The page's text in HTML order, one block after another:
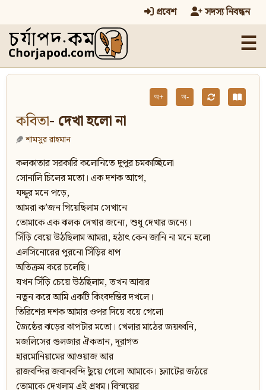
প্রবেশ সদস্য নিবন্ধন
☰
অ+ অ-
কবিতা- দেখা হলো না
শামসুর রাহমান
কলকাতার সরকারি কলোনিতে দুপুর চমকাচ্ছিলো
সোনালি চিলের মতো। এক দশক আগে,
যদ্দুর মনে পড়ে,
আমরা ক’জন গিয়েছিলাম সেখানে
তোমাকে এক ঝলক দেখার জন্যে, শুধু দেখার জন্যে।
সিঁড়ি বেয়ে উঠছিলাম আমরা, হঠাৎ কেন জানি না মনে হলো
এলসিনোরের পুরনো সিঁড়ির ধাপ
অতিক্রম করে চলেছি।
যখন সিঁড়ি চেয়ে উঠছিলাম, তখন আবার
নতুন করে আমি একটি কিংবদন্তির দখলে।
তিরিশের দশক আমার ওপর দিয়ে বয়ে গেলো
জৈষ্ঠের ঝড়ের ঝাপটার মতো। খেলার মাঠের জয়ধ্বনি,
মজলিসের গুলজার ঐকতান, দূরাগত
হারমোনিয়ামের আওয়াজ আর
রাজবন্দির জবানবন্দি ছুঁয়ে গেলো আমাকে। ফ্ল্যাটের জঠরে
তোমাকে দেখলাম এই প্রথম। বিস্ময়ের